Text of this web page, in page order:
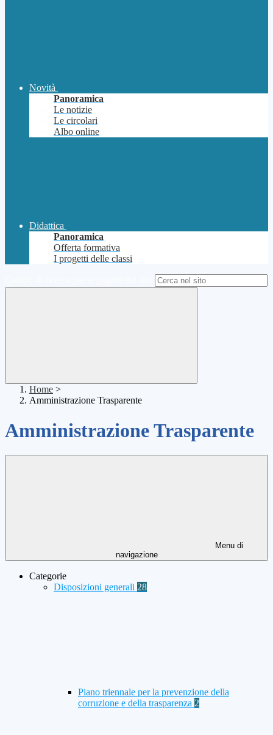
Novità
Panoramica
Le notizie
Le circolari
Albo online
Didattica
Panoramica
Offerta formativa
I progetti delle classi
Home >
Amministrazione Trasparente
Amministrazione Trasparente
Menu di
navigazione
Categorie
Disposizioni generali 28
Piano triennale per la prevenzione della
corruzione e della trasparenza 2